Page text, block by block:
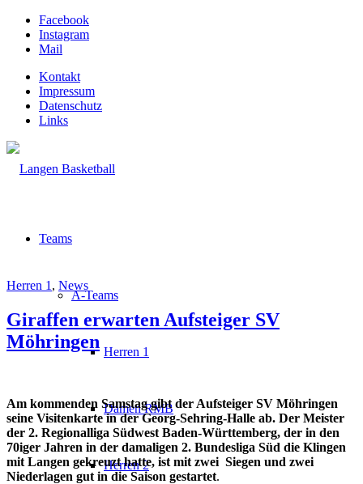
Facebook
Instagram
Mail
Kontakt
Impressum
Datenschutz
Links
Teams
A-Teams
Herren 1
Damen RMB
Herren 2
Herren 1 , News
Giraffen erwarten Aufsteiger SV
Möhringen
Am kommenden Samstag gibt der Aufsteiger SV Möhringen
seine Visitenkarte in der Georg-Sehring-Halle ab. Der Meister
der 2. Regionalliga Südwest Baden-Württemberg, der in den
70iger Jahren in der damaligen 2. Bundesliga Süd die Klingen
mit Langen gekreuzt hatte, ist mit zwei Siegen und zwei
Niederlagen gut in die Saison gestartet.